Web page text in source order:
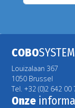
COBO
Louizalaan 367
1050 Brussel
Tel. +32 (0)2 642 00
Onze